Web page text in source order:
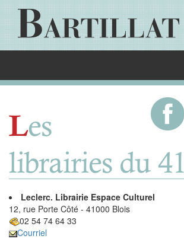
Les
librairies du 41
Leclerc. Librairie Espace Culturel
12, rue Porte Côté - 41000 Blois
02 54 74 64 33
Courriel